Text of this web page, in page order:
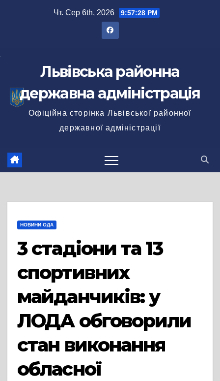
Чт. Сер 6th, 2026 9:57:29 PM
Львівська районна
державна адміністрація
Офіційна сторінка Львівської районної
державної адміністрації
НОВИНИ ОДА
3 стадіони та 13
спортивних
майданчиків: у
ЛОДА обговорили
стан виконання
обласної